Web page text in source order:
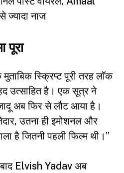
ज्यादा नाज
पूरा
मुताबिक स्क्रिप्ट पूरी तरह लॉक
उत्साहित है। एक सूत्र ने
अब फिर से लौट आया है।
उतना ही इमोशनल और
है जितनी पहली फिल्म थी।”
Elvish Yadav अब